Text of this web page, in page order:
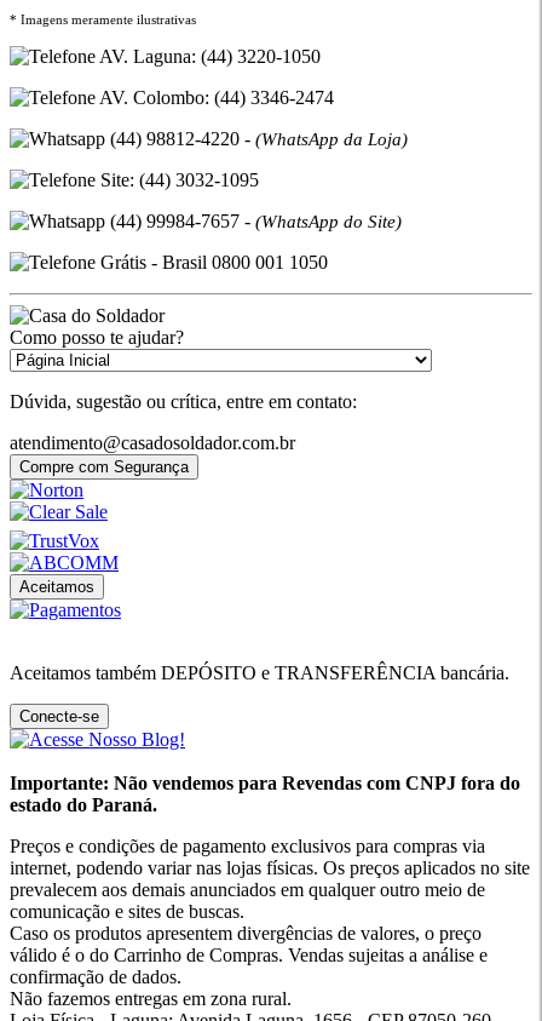
* Imagens meramente ilustrativas
AV. Laguna: (44) 3220-1050
AV. Colombo: (44) 3346-2474
(44) 98812-4220 - (WhatsApp da Loja)
Site: (44) 3032-1095
(44) 99984-7657 - (WhatsApp do Site)
Grátis - Brasil 0800 001 1050
Como posso te ajudar?
Dúvida, sugestão ou crítica, entre em contato:
atendimento@casadosoldador.com.br
Compre com Segurança
Aceitamos
Aceitamos também DEPÓSITO e TRANSFERÊNCIA bancária.
Conecte-se
Importante: Não vendemos para Revendas com CNPJ fora do
estado do Paraná.
Preços e condições de pagamento exclusivos para compras via
internet, podendo variar nas lojas físicas. Os preços aplicados no site
prevalecem aos demais anunciados em qualquer outro meio de
comunicação e sites de buscas.
Caso os produtos apresentem divergências de valores, o preço
válido é o do Carrinho de Compras. Vendas sujeitas a análise e
confirmação de dados.
Não fazemos entregas em zona rural.